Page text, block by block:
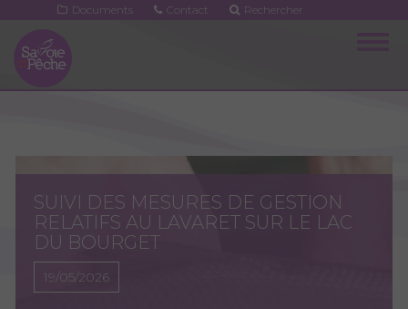
contenu
principal
Documents Contact Rechercher
SUIVI DES MESURES DE GESTION
RELATIFS AU LAVARET SUR LE LAC
DU BOURGET
19/05/2026